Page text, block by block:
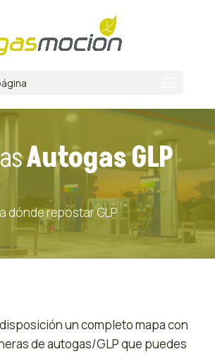
Autogas GLP
dónde repostar GLP
un completo mapa con
de autogas/GLP que puedes